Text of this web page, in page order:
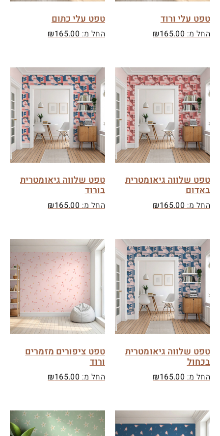
טפט עלי ורוד
החל מ: ₪165.00
טפט עלי כתום
החל מ: ₪165.00
טפט שלווה גיאומטרית
באדום
החל מ: ₪165.00
טפט שלווה גיאומטרית
בורוד
החל מ: ₪165.00
טפט שלווה גיאומטרית
בכחול
החל מ: ₪165.00
טפט ציפורים מזמרים
ורוד
החל מ: ₪165.00